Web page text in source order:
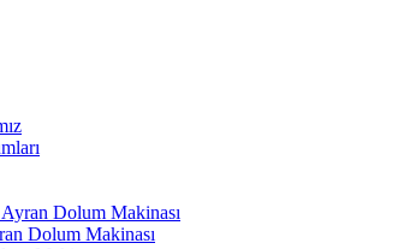
Dolum Makinası
Dolum Makinası